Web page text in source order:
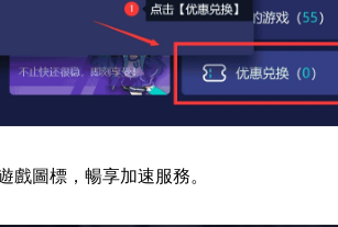
圖標，暢享加速服務。